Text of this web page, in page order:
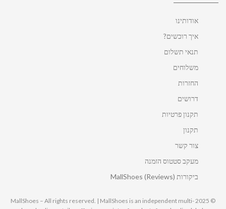
אודותינו
איך רוכשים?
תנאי תשלום
משלוחים
החזרות
דרושים
תקנון פרטיות
תקנון
צור קשר
מעקב סטטוס הזמנה
ביקורות MallShoes (Reviews)
© 2025 MallShoes – All rights reserved. | MallShoes is an independent multi-